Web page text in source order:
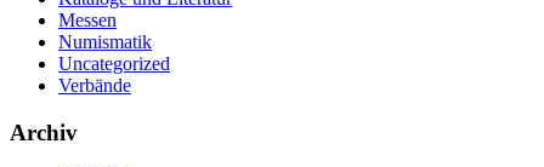
Messen
Numismatik
Uncategorized
Verbände
Archiv